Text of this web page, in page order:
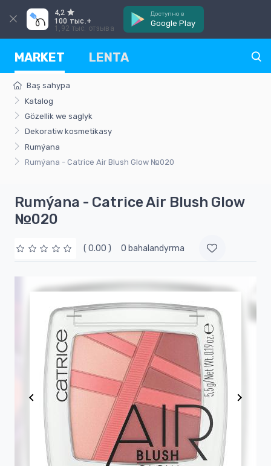
4,2
100 тыс.+
1,92 тыс. отзыва
Доступно в
Google Play
MARKET LENTA
Baş sahypa
Katalog
Gözellik we saglyk
Dekoratiw kosmetikasy
Rumýana
Rumýana - Catrice Air Blush Glow №020
Rumýana - Catrice Air Blush Glow
№020
( 0.00 ) 0 bahalandyrma